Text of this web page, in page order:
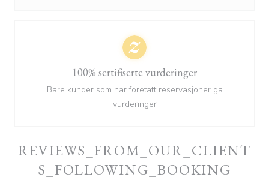
REVIEWS_FROM_OUR_CLIENT
S_FOLLOWING_BOOKING
100% sertifiserte vurderinger
Bare kunder som har foretatt reservasjoner ga
vurderinger